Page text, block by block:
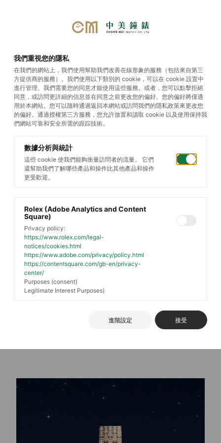
Rolex
Oyster Perpetual
我們重視您的隱私
在我們的網站上，我們使用幫助我們改善在線形象的服務（包括來自第三
方提供商的服務）。我們使用以下類別的 cookie，可以在 cookie 設置中
進行管理。我們需要您的同意才能使用這些服務。或者，您可以點擊拒絕
同意，或訪問更詳細的信息並在同意之前更改您的偏好。您的偏好將僅適
用於本網站。您可以隨時通過返回本網站或訪問我們的隱私政策來更改您
的偏好。通過授權第三方服務，您允許放置和讀取 cookie 以及使用保持我
們網站可靠和安全所需的跟踪技術。
數據分析與統計
這些 cookie 使我們能夠衡量訪問者的流量。 它們
還幫助我們了解哪些產品和操作比其他產品和操作
更受歡迎。
Rolex (Adobe Analytics and Content
Square)
Privacy policy:
https://www.rolex.com/legal-
notices/cookies.html
https://www.adobe.com/privacy/policy.html
https://contentsquare.com/gb-en/privacy-
center/
Purposes (consent)
Legitimate Interest Purposes)
進階設定 接受